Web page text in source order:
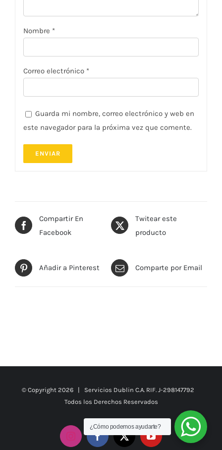
Nombre *
Correo electrónico *
Guarda mi nombre, correo electrónico y web en
este navegador para la próxima vez que comente.
Compartir En
Facebook
Twitear este
producto
Añadir a Pinterest Comparte por Email
© Copyright 2026 | Servicios Dublin C.A. RIF. J-298147792
Todos los Derechos Reservados
InstagramFacebook
X YouTube
¿Cómo podemos ayudarte?